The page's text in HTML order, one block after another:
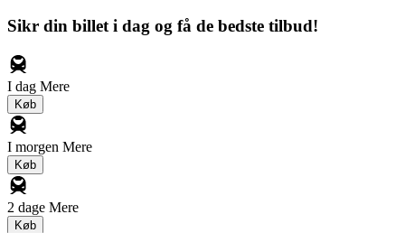
Sikr din billet i dag og få de bedste tilbud!
I dag Mere
Køb
I morgen Mere
Køb
2 dage Mere
Køb